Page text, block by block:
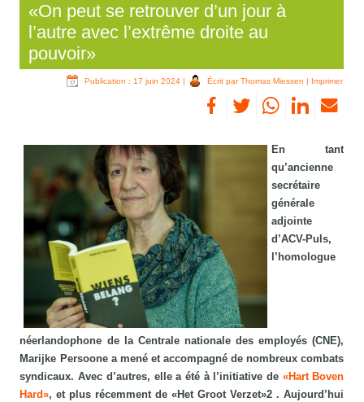
«On peut se retrouver d’un jour à
l’autre avec l’extrême droite au
pouvoir»
Publication : 17 juin 2024 | Écrit par Thomas Miessen | Imprimer
En tant
qu’ancienne
secrétaire
générale
adjointe
d’ACV-Puls,
l’homologue
néerlandophone de la Centrale nationale des employés (CNE),
Marijke Persoone a mené et accompagné de nombreux combats
syndicaux. Avec d’autres, elle a été à l’initiative de «Hart Boven
Hard», et plus récemment de «Het Groot Verzet»2 . Aujourd’hui